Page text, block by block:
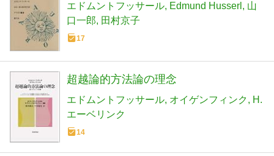
エドムントフッサール Edmund Husserl
山
口一郎
田村京子
17
超越論的方法論の理念
エドムントフッサール オイゲンフィンク
H.
エーベリンク
14